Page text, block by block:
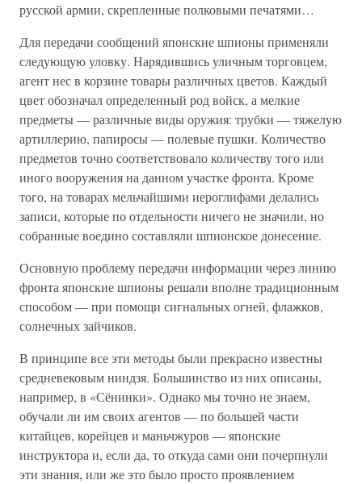
русской армии, скрепленные полковыми печатями…
Для передачи сообщений японские шпионы применяли
следующую уловку. Нарядившись уличным торговцем,
агент нес в корзине товары различных цветов. Каждый
цвет обозначал определенный род войск, а мелкие
предметы — различные виды оружия: трубки — тяжелую
артиллерию, папиросы — полевые пушки. Количество
предметов точно соответствовало количеству того или
иного вооружения на данном участке фронта. Кроме
того, на товарах мельчайшими иероглифами делались
записи, которые по отдельности ничего не значили, но
собранные воедино составляли шпионское донесение.
Основную проблему передачи информации через линию
фронта японские шпионы решали вполне традиционным
способом — при помощи сигнальных огней, флажков,
солнечных зайчиков.
В принципе все эти методы были прекрасно известны
средневековым ниндзя. Большинство из них описаны,
например, в «Сёнинки». Однако мы точно не знаем,
обучали ли им своих агентов — по большей части
китайцев, корейцев и маньчжуров — японские
инструктора и, если да, то откуда сами они почерпнули
эти знания, или же это было просто проявлением